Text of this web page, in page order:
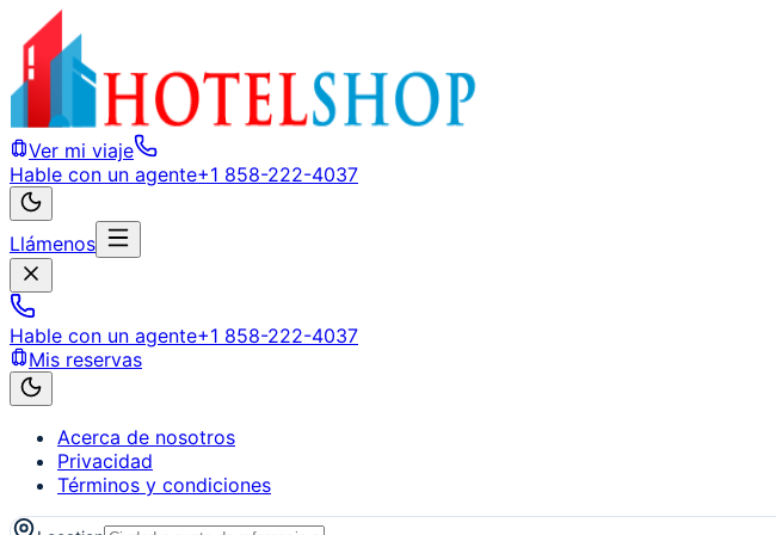
Ver mi viaje
Hable con un agente+1 858-222-4037
Llámenos
Hable con un agente+1 858-222-4037
Mis reservas
Acerca de nosotros
Privacidad
Términos y condiciones